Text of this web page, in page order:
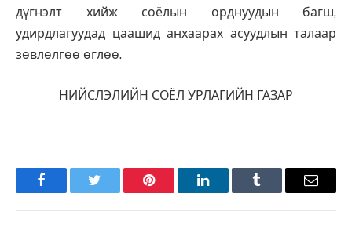
дүгнэлт хийж соёлын орднуудын багш,
удирдлагуудад цаашид анхаарах асуудлын талаар
зөвлөлгөө өглөө.
НИЙСЛЭЛИЙН СОЁЛ УРЛАГИЙН ГАЗАР
FacebookTwitter Pinterest LinkedInTumblr Имэйл